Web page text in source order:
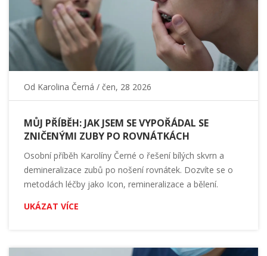
Od Karolina Černá / čen, 28 2026
MŮJ PŘÍBĚH: JAK JSEM SE VYPOŘÁDAL SE
ZNIČENÝMI ZUBY PO ROVNÁTKÁCH
Osobní příběh Karolíny Černé o řešení bílých skvrn a
demineralizace zubů po nošení rovnátek. Dozvíte se o
metodách léčby jako Icon, remineralizace a bělení.
UKÁZAT VÍCE